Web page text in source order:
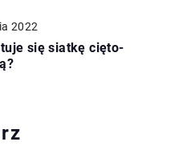
2022
się siatkę cięto-